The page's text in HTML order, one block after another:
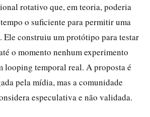
rotativo que, em teoria, poderia
o suficiente para permitir uma
Ele construiu um protótipo para testar
o momento nenhum experimento
looping temporal real. A proposta é
pela mídia, mas a comunidade
especulativa e não validada.